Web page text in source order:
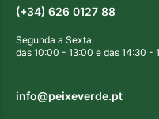
(+34) 626 0127 88
Segunda a Sexta
das 10:00 - 13:00 e das 14:30 -
info@peixeverde.pt